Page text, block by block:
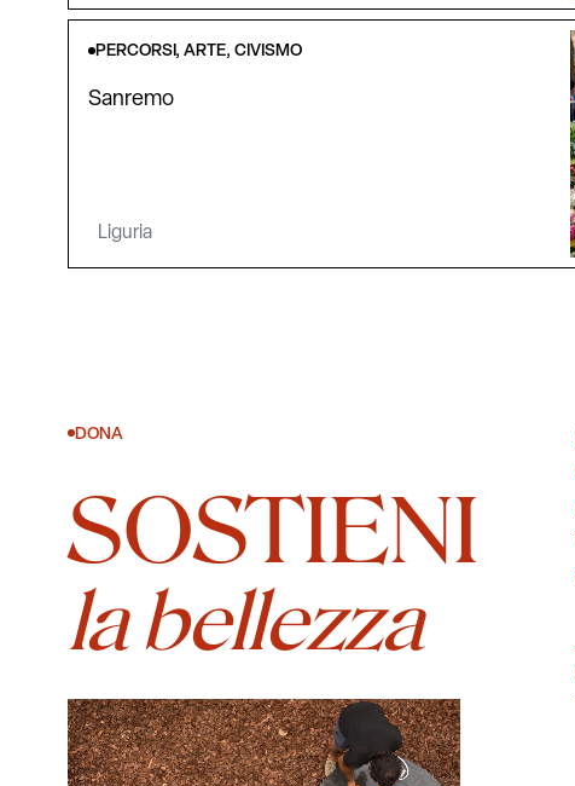
PERCORSI, ARTE, CIVISMO
Sanremo
Liguria
DONA
SOSTIENI
la bellezza